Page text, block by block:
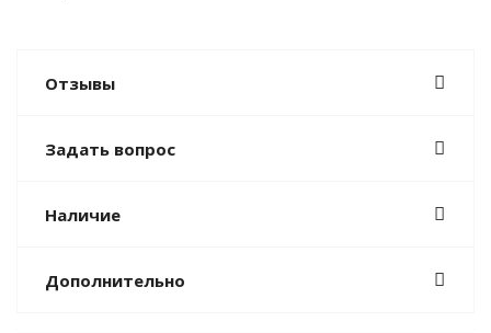
Отзывы
Задать вопрос
Наличие
Дополнительно